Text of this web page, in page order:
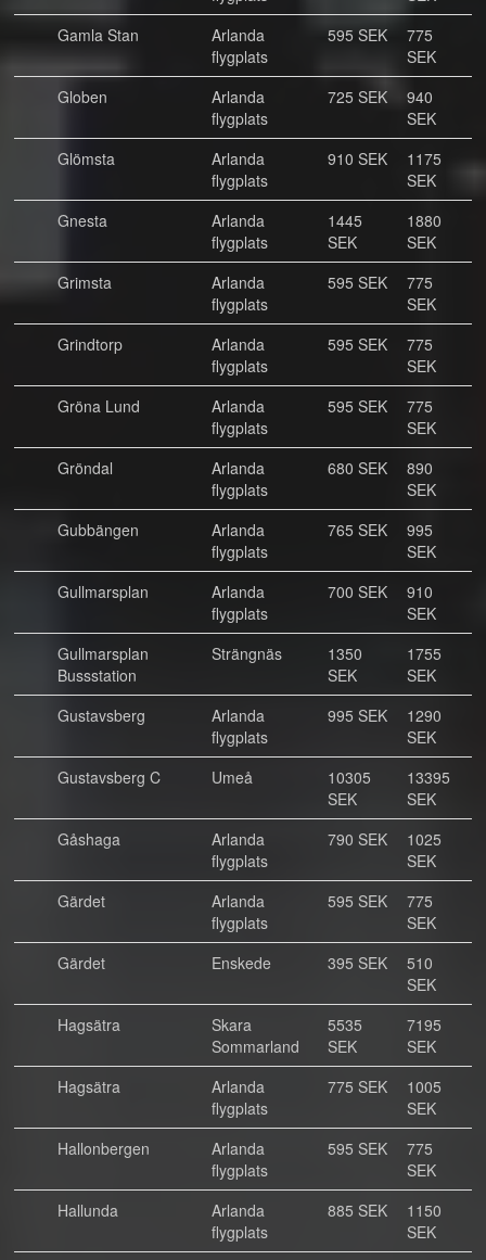
Gamla Stan
Arlanda
flygplats
595 SEK
775
SEK
Globen
Arlanda
flygplats
725 SEK
940
SEK
Glömsta
Arlanda
flygplats
910 SEK
1175
SEK
Gnesta
Arlanda
flygplats
1445
SEK
1880
SEK
Grimsta
Arlanda
flygplats
595 SEK
775
SEK
Grindtorp
Arlanda
flygplats
595 SEK
775
SEK
Gröna Lund
Arlanda
flygplats
595 SEK
775
SEK
Gröndal
Arlanda
flygplats
680 SEK
890
SEK
Gubbängen
Arlanda
flygplats
765 SEK
995
SEK
Gullmarsplan
Arlanda
flygplats
700 SEK
910
SEK
Gullmarsplan
Bussstation
Strängnäs
1350
SEK
1755
SEK
Gustavsberg
Arlanda
flygplats
995 SEK
1290
SEK
Gustavsberg C
Umeå
10305
SEK
13395
SEK
Gåshaga
Arlanda
flygplats
790 SEK
1025
SEK
Gärdet
Arlanda
flygplats
595 SEK
775
SEK
Gärdet
Enskede 395 SEK
510
SEK
Hagsätra
Skara
Sommarland
5535
SEK
7195
SEK
Hagsätra
Arlanda
flygplats
775 SEK
1005
SEK
Hallonbergen
Arlanda
flygplats
595 SEK
775
SEK
Hallunda
Arlanda
flygplats
885 SEK
1150
SEK